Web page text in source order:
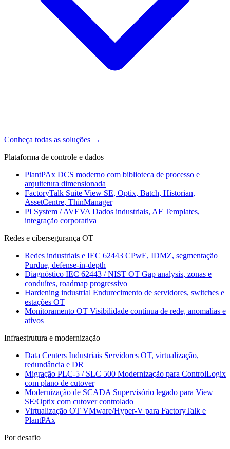
Conheça todas as soluções →
Plataforma de controle e dados
PlantPAx DCS moderno com biblioteca de processo e
arquitetura dimensionada
FactoryTalk Suite View SE, Optix, Batch, Historian,
AssetCentre, ThinManager
PI System / AVEVA Dados industriais, AF Templates,
integração corporativa
Redes e cibersegurança OT
Redes industriais e IEC 62443 CPwE, IDMZ, segmentação
Purdue, defense-in-depth
Diagnóstico IEC 62443 / NIST OT Gap analysis, zonas e
conduítes, roadmap progressivo
Hardening industrial Endurecimento de servidores, switches e
estações OT
Monitoramento OT Visibilidade contínua de rede, anomalias e
ativos
Infraestrutura e modernização
Data Centers Industriais Servidores OT, virtualização,
redundância e DR
Migração PLC-5 / SLC 500 Modernização para ControlLogix
com plano de cutover
Modernização de SCADA Supervisório legado para View
SE/Optix com cutover controlado
Virtualização OT VMware/Hyper-V para FactoryTalk e
PlantPAx
Por desafio